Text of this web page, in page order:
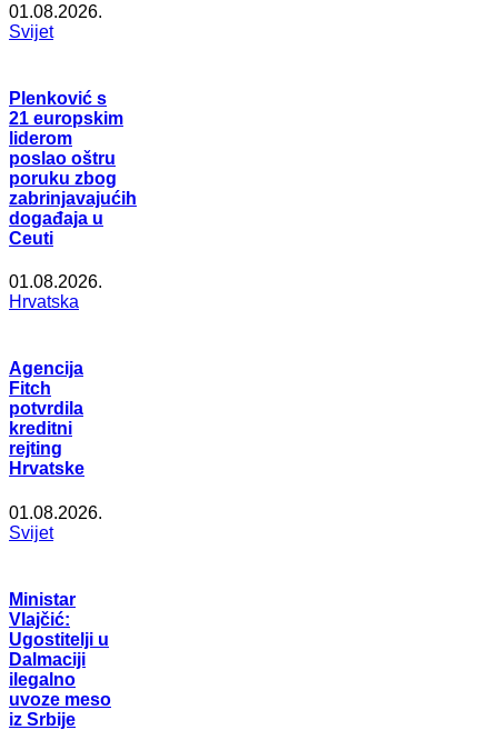
01.08.2026.
Svijet
Plenković s
21 europskim
liderom
poslao oštru
poruku zbog
zabrinjavajućih
događaja u
Ceuti
01.08.2026.
Hrvatska
Agencija
Fitch
potvrdila
kreditni
rejting
Hrvatske
01.08.2026.
Svijet
Ministar
Vlajčić:
Ugostitelji u
Dalmaciji
ilegalno
uvoze meso
iz Srbije